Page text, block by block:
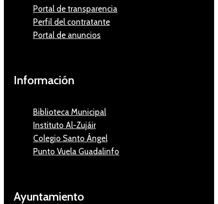
Portal de transparencia
Perfil del contratante
Portal de anuncios
Información
Biblioteca Municipal
Instituto Al-Zujáir
Colegio Santo Ángel
Punto Vuela Guadalinfo
Ayuntamiento